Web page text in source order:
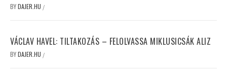
BYDAJER.HU /
VÁCLAV HAVEL: TILTAKOZÁS – FELOLVASSA MIKLUSICSÁK ALIZ
BYDAJER.HU /